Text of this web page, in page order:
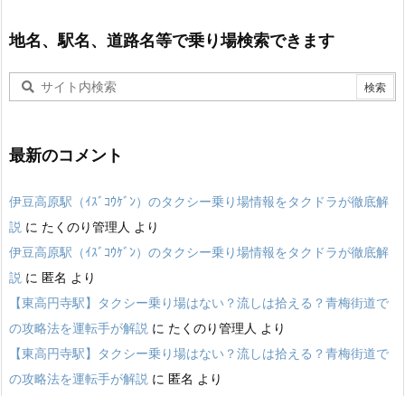
地名、駅名、道路名等で乗り場検索できます
最新のコメント
伊豆高原駅（ｲｽﾞｺｳｹﾞﾝ）のタクシー乗り場情報をタクドラが徹底解
説 に たくのり管理人 より
伊豆高原駅（ｲｽﾞｺｳｹﾞﾝ）のタクシー乗り場情報をタクドラが徹底解
説 に 匿名 より
【東高円寺駅】タクシー乗り場はない？流しは拾える？青梅街道で
の攻略法を運転手が解説 に たくのり管理人 より
【東高円寺駅】タクシー乗り場はない？流しは拾える？青梅街道で
の攻略法を運転手が解説 に 匿名 より